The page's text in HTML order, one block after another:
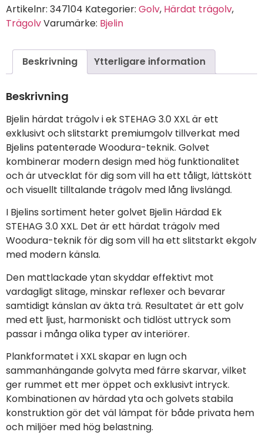
Artikelnr: 347104 Kategorier: Golv, Härdat trägolv,
TrägolvVarumärke: Bjelin
Beskrivning Ytterligare information
Beskrivning
Bjelin härdat trägolv i ek STEHAG 3.0 XXL är ett
exklusivt och slitstarkt premiumgolv tillverkat med
Bjelins patenterade Woodura-teknik. Golvet
kombinerar modern design med hög funktionalitet
och är utvecklat för dig som vill ha ett tåligt, lättskött
och visuellt tilltalande trägolv med lång livslängd.
I Bjelins sortiment heter golvet Bjelin Härdad Ek
STEHAG 3.0 XXL. Det är ett härdat trägolv med
Woodura-teknik för dig som vill ha ett slitstarkt ekgolv
med modern känsla.
Den mattlackade ytan skyddar effektivt mot
vardagligt slitage, minskar reflexer och bevarar
samtidigt känslan av äkta trä. Resultatet är ett golv
med ett ljust, harmoniskt och tidlöst uttryck som
passar i många olika typer av interiörer.
Plankformatet i XXL skapar en lugn och
sammanhängande golvyta med färre skarvar, vilket
ger rummet ett mer öppet och exklusivt intryck.
Kombinationen av härdad yta och golvets stabila
konstruktion gör det väl lämpat för både privata hem
och miljöer med hög belastning.